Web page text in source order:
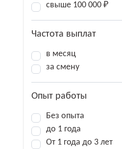
свыше 100 000 ₽
Частота выплат
в месяц
за смену
Опыт работы
Без опыта
до 1 года
От 1 года до 3 лет